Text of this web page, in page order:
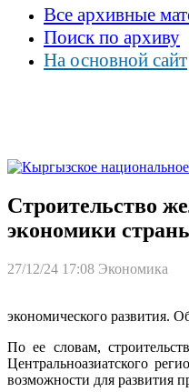
Все архивные
Поиск по архиву
На основной сайт
Строительство
экономики
27/12/24 17:08 Экономика
экономического развития.
По ее словам,
Центральноазиатского
возможности для развития